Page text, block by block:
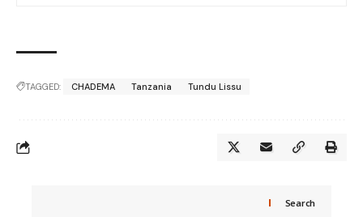
TAGGED: CHADEMA Tanzania Tundu Lissu
Search